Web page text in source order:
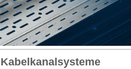
Kabelkanalsysteme